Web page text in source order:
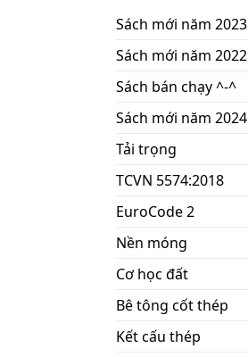
Sách mới năm 2023
Sách mới năm 2022
Sách bán chạy ^-^
Sách mới năm 2024
Tải trọng
TCVN 5574:2018
EuroCode 2
Nền móng
Cơ học đất
Bê tông cốt thép
Kết cấu thép